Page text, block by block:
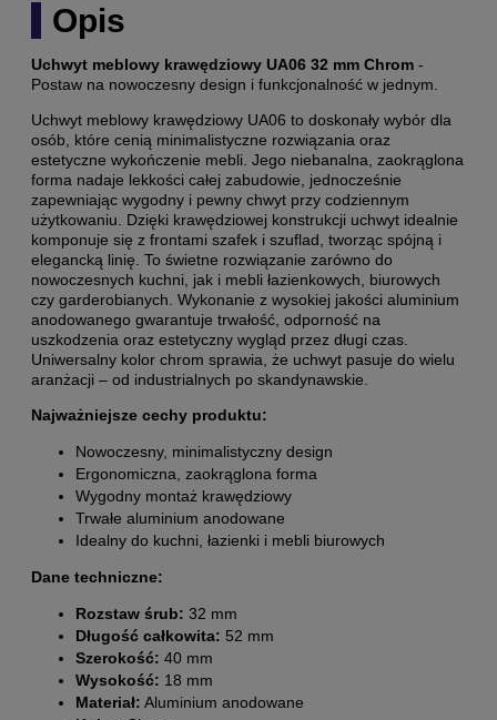
Opis
Uchwyt meblowy krawędziowy UA06 32 mm Chrom -
Postaw na nowoczesny design i funkcjonalność w jednym.
Uchwyt meblowy krawędziowy UA06 to doskonały wybór dla
osób, które cenią minimalistyczne rozwiązania oraz
estetyczne wykończenie mebli. Jego niebanalna, zaokrąglona
forma nadaje lekkości całej zabudowie, jednocześnie
zapewniając wygodny i pewny chwyt przy codziennym
użytkowaniu. Dzięki krawędziowej konstrukcji uchwyt idealnie
komponuje się z frontami szafek i szuflad, tworząc spójną i
elegancką linię. To świetne rozwiązanie zarówno do
nowoczesnych kuchni, jak i mebli łazienkowych, biurowych
czy garderobianych. Wykonanie z wysokiej jakości aluminium
anodowanego gwarantuje trwałość, odporność na
uszkodzenia oraz estetyczny wygląd przez długi czas.
Uniwersalny kolor chrom sprawia, że uchwyt pasuje do wielu
aranżacji – od industrialnych po skandynawskie.
Najważniejsze cechy produktu:
Nowoczesny, minimalistyczny design
Ergonomiczna, zaokrąglona forma
Wygodny montaż krawędziowy
Trwałe aluminium anodowane
Idealny do kuchni, łazienki i mebli biurowych
Dane techniczne:
Rozstaw śrub: 32 mm
Długość całkowita: 52 mm
Szerokość: 40 mm
Wysokość: 18 mm
Materiał: Aluminium anodowane